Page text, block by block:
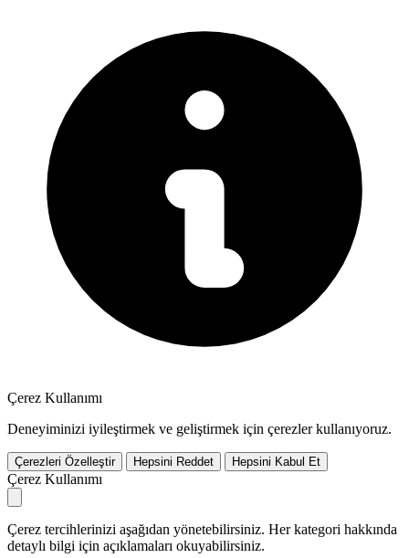
Çerez Kullanımı
Deneyiminizi iyileştirmek ve geliştirmek için çerezler kullanıyoruz.
Çerezleri Özelleştir Hepsini Reddet Hepsini Kabul Et
Çerez Kullanımı
Çerez tercihlerinizi aşağıdan yönetebilirsiniz. Her kategori hakkında
detaylı bilgi için açıklamaları okuyabilirsiniz.